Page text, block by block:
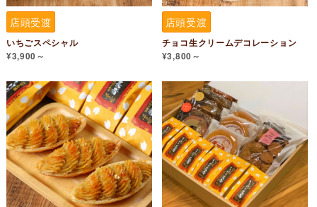
店頭受渡
いちごスペシャル
¥3,900～
店頭受渡
チョコ生クリームデコレーション
¥3,800～